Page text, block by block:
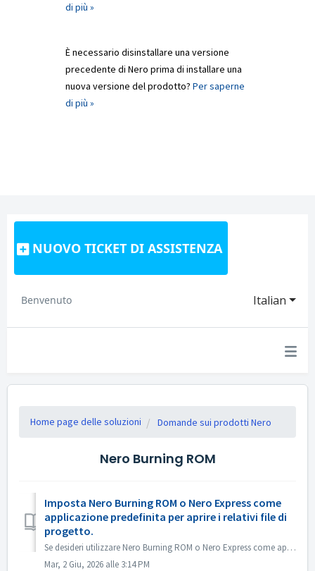
di più »
È necessario disinstallare una versione
precedente di Nero prima di installare una
nuova versione del prodotto? Per saperne
di più »
NUOVO TICKET DI ASSISTENZA
Italian
Benvenuto
Home page delle soluzioni Domande sui prodotti Nero
Nero Burning ROM
Imposta Nero Burning ROM o Nero Express come
applicazione predefinita per aprire i relativi file di
progetto.
Se desideri utilizzare Nero Burning ROM o Nero Express come applicazione predefinita per aprire i file di progetto di Nero Burning ROM o i progetti di Nero ...
Mar, 2 Giu, 2026 alle 3:14 PM